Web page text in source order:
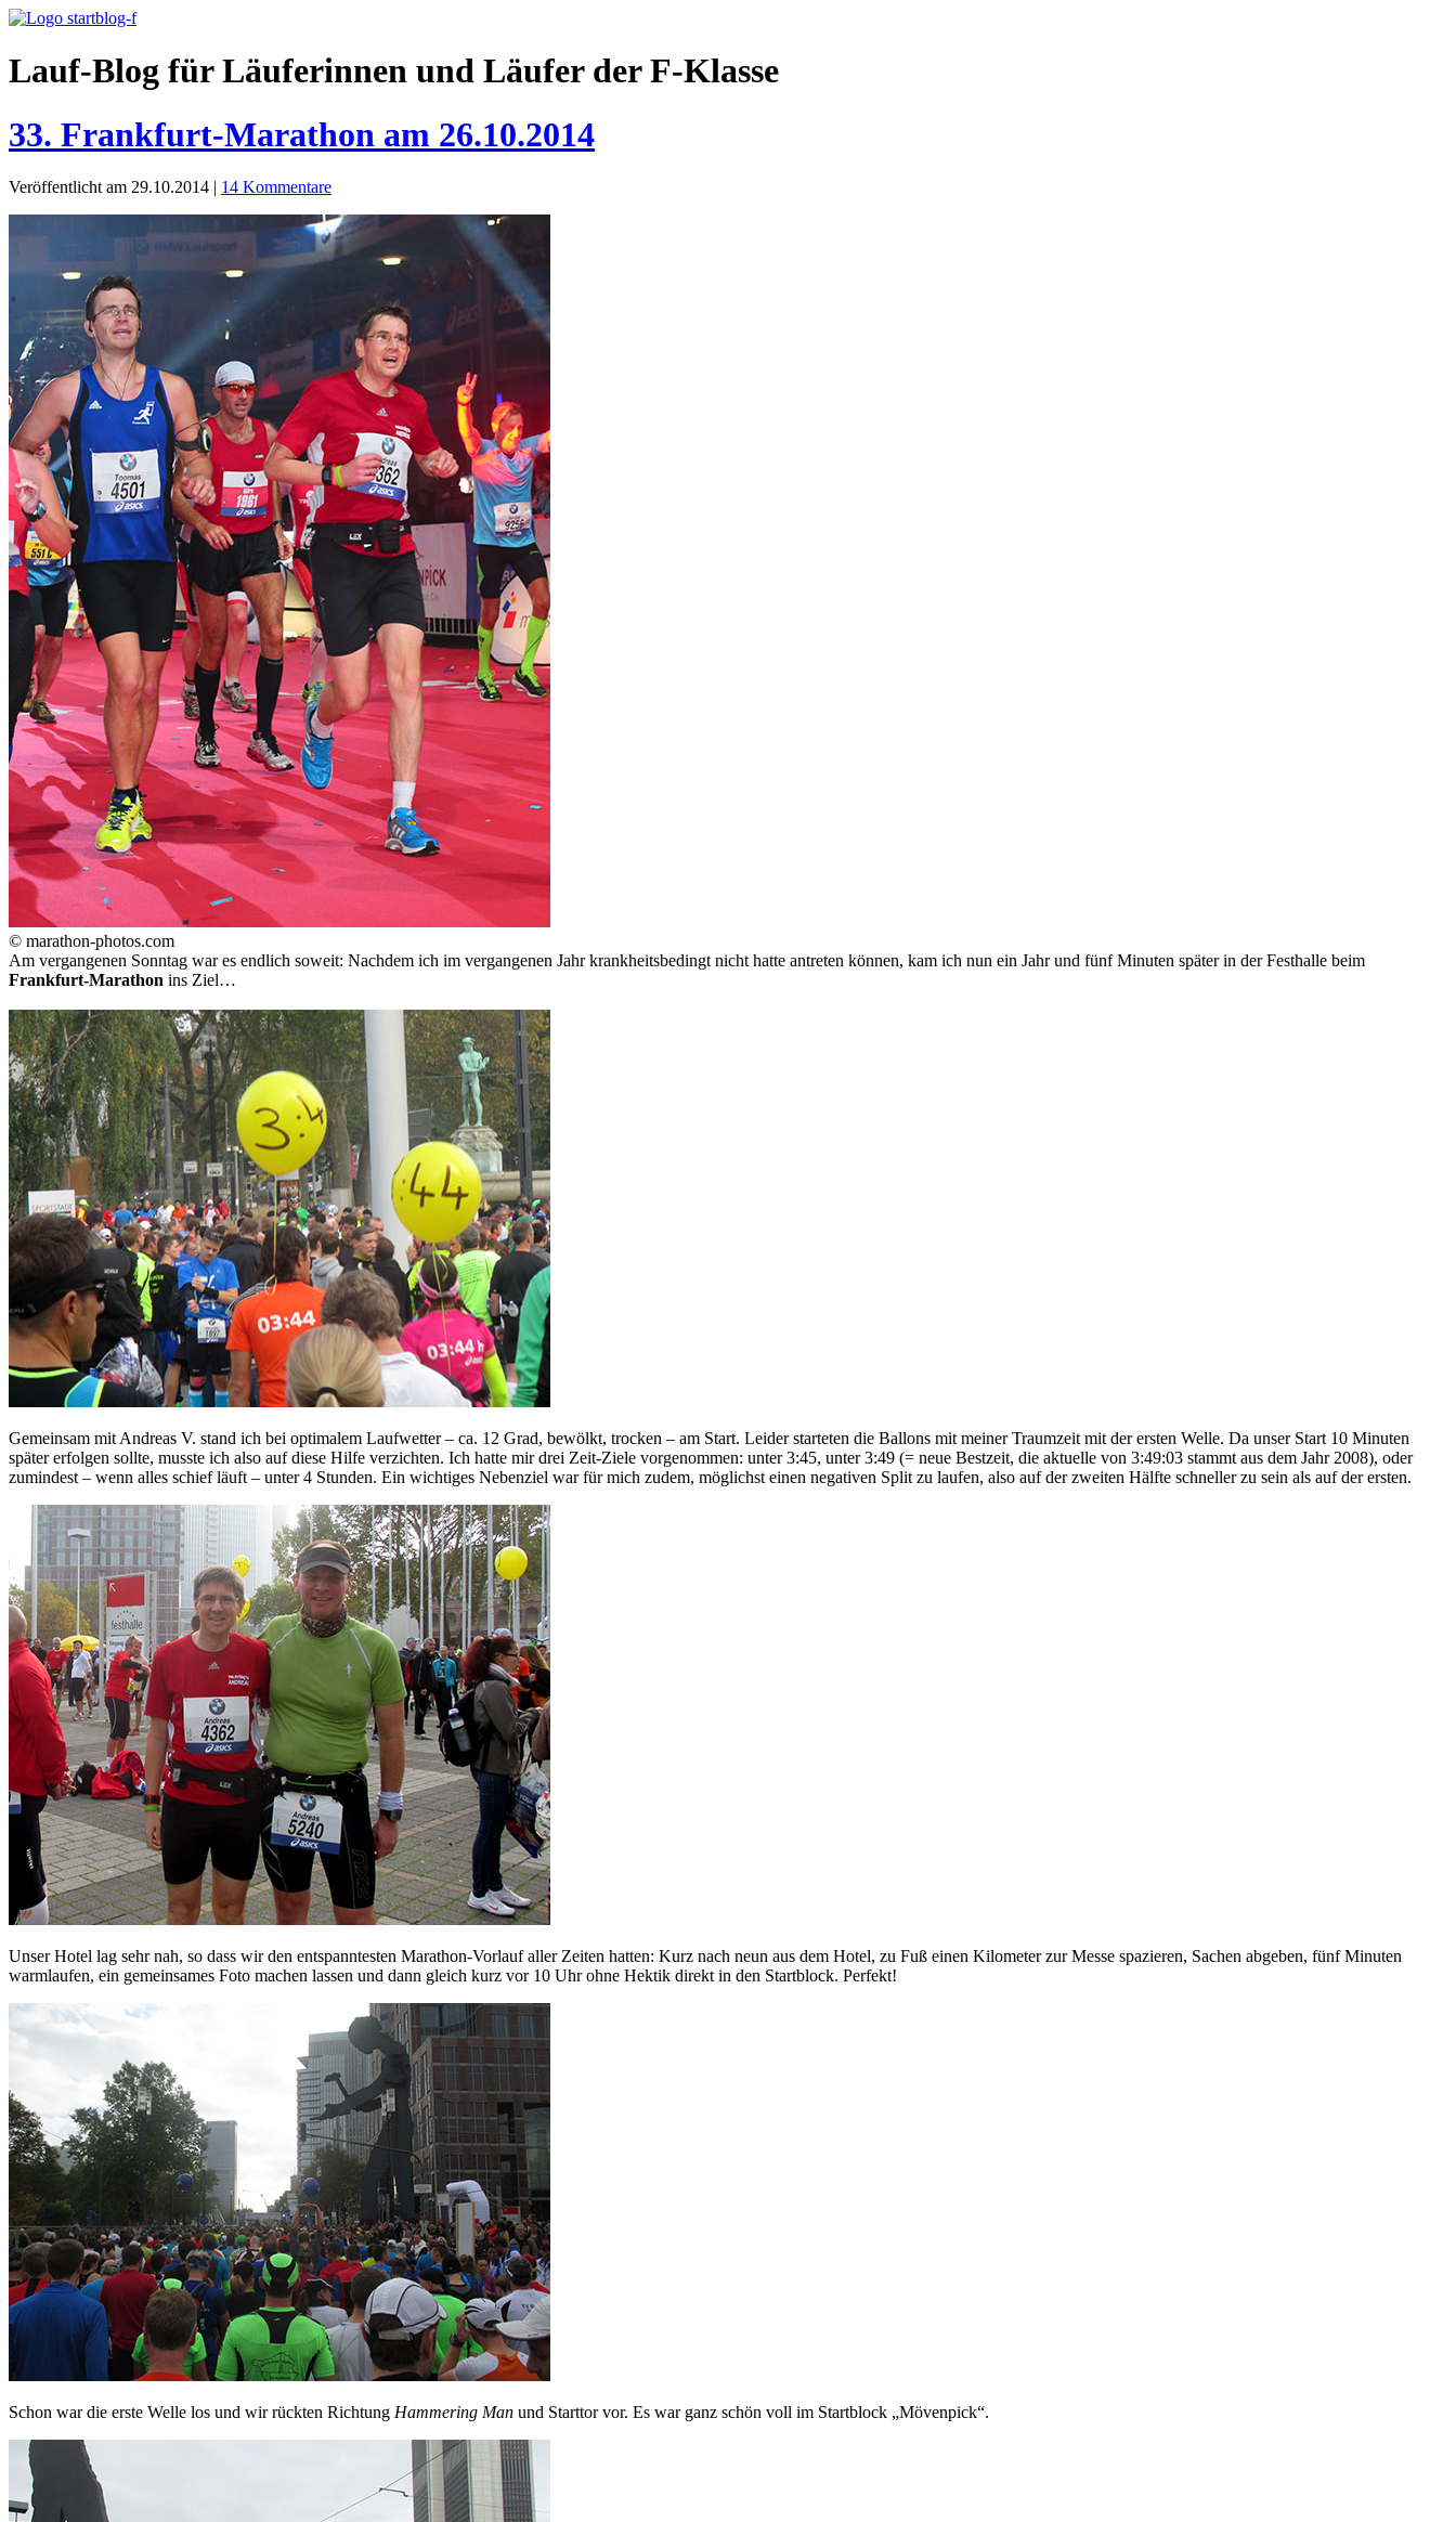
Lauf-Blog für Läuferinnen und Läufer der F-Klasse
33. Frankfurt-Marathon am 26.10.2014
Veröffentlicht am 29.10.2014 | 14 Kommentare
© marathon-photos.com
Am vergangenen Sonntag war es endlich soweit: Nachdem ich im vergangenen Jahr krankheitsbedingt nicht hatte antreten können, kam ich nun ein Jahr und fünf Minuten später in der Festhalle beim
Frankfurt-Marathon ins Ziel…
Gemeinsam mit Andreas V. stand ich bei optimalem Laufwetter – ca. 12 Grad, bewölkt, trocken – am Start. Leider starteten die Ballons mit meiner Traumzeit mit der ersten Welle. Da unser Start 10 Minuten
später erfolgen sollte, musste ich also auf diese Hilfe verzichten. Ich hatte mir drei Zeit-Ziele vorgenommen: unter 3:45, unter 3:49 (= neue Bestzeit, die aktuelle von 3:49:03 stammt aus dem Jahr 2008), oder
zumindest – wenn alles schief läuft – unter 4 Stunden. Ein wichtiges Nebenziel war für mich zudem, möglichst einen negativen Split zu laufen, also auf der zweiten Hälfte schneller zu sein als auf der ersten.
Unser Hotel lag sehr nah, so dass wir den entspanntesten Marathon-Vorlauf aller Zeiten hatten: Kurz nach neun aus dem Hotel, zu Fuß einen Kilometer zur Messe spazieren, Sachen abgeben, fünf Minuten
warmlaufen, ein gemeinsames Foto machen lassen und dann gleich kurz vor 10 Uhr ohne Hektik direkt in den Startblock. Perfekt!
Schon war die erste Welle los und wir rückten Richtung Hammering Man und Starttor vor. Es war ganz schön voll im Startblock „Mövenpick“.